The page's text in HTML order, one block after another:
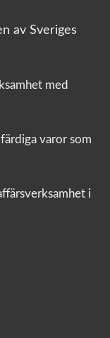
av Sveriges
med
varor som
i